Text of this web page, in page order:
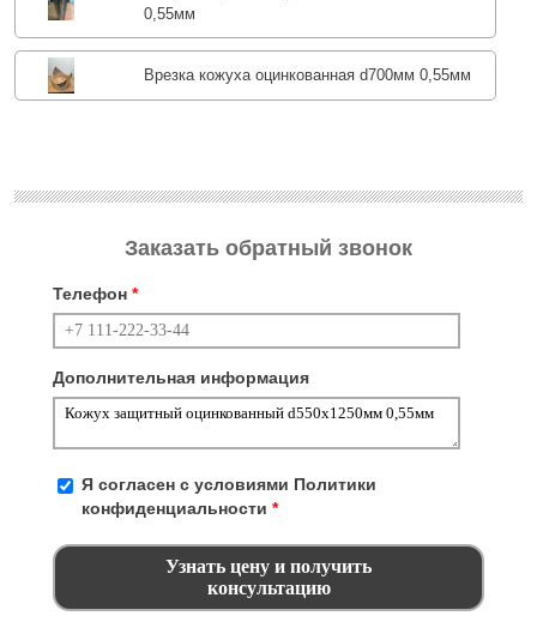
0,55мм
Врезка кожуха оцинкованная d700мм 0,55мм
Заказать обратный звонок
Телефон *
Дополнительная информация
Я согласен с условиями Политики
конфиденциальности *